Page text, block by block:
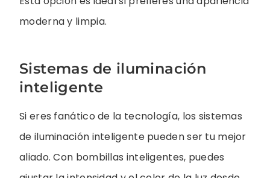
moderna y limpia.
Sistemas de iluminación
inteligente
Si eres fanático de la tecnología, los sistemas
de iluminación inteligente pueden ser tu mejor
aliado. Con bombillas inteligentes, puedes